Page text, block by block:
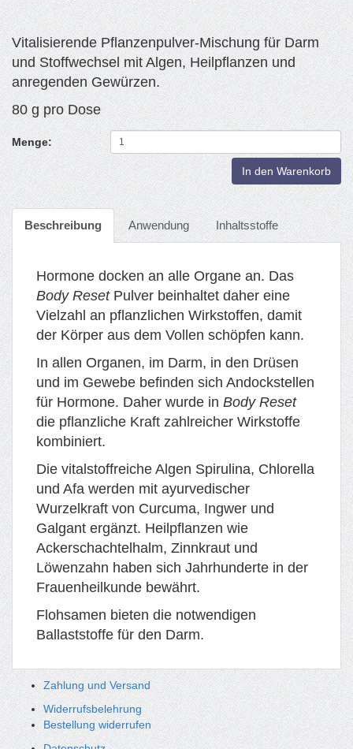
Vitalisierende Pflanzenpulver-Mischung für Darm
und Stoffwechsel mit Algen, Heilpflanzen und
anregenden Gewürzen.
80 g pro Dose
Menge:
In den Warenkorb
Beschreibung Anwendung Inhaltsstoffe
Hormone docken an alle Organe an. Das
Body ResetPulver beinhaltet daher eine
Vielzahl an pflanzlichen Wirkstoffen, damit
der Körper aus dem Vollen schöpfen kann.
In allen Organen, im Darm, in den Drüsen
und im Gewebe befinden sich Andockstellen
für Hormone. Daher wurde in Body Reset
die pflanzliche Kraft zahlreicher Wirkstoffe
kombiniert.
Die vitalstoffreiche Algen Spirulina, Chlorella
und Afa werden mit ayurvedischer
Wurzelkraft von Curcuma, Ingwer und
Galgant ergänzt. Heilpflanzen wie
Ackerschachtelhalm, Zinnkraut und
Löwenzahn haben sich Jahrhunderte in der
Frauenheilkunde bewährt.
Flohsamen bieten die notwendigen
Ballaststoffe für den Darm.
Zahlung und Versand
Widerrufsbelehrung
Bestellung widerrufen